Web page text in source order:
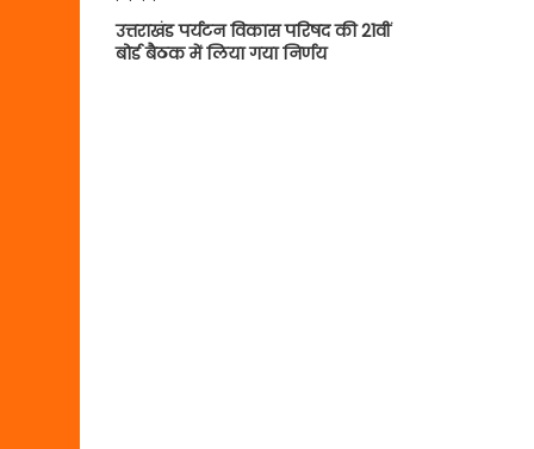
उत्तराखंड पर्यटन विकास परिषद की 21वीं
बोर्ड बैठक में लिया गया निर्णय